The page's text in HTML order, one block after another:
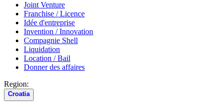
Joint Venture
Franchise / Licence
Idée d'entreprise
Invention / Innovation
Compagnie Shell
Liquidation
Location / Bail
Donner des affaires
Region:
Croatia